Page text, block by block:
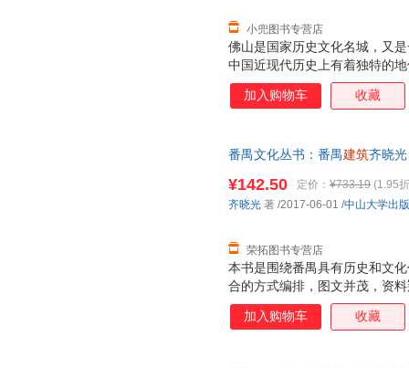
佛山是国家历史文化名城，又
中国近现代历史上有着独特的
物、掌故、风物和文化DNA。“
化密码”的具有丰厚文化底蕴的
小兜图书专营店
加入购物车 收藏
番禺文化丛书：番禺建筑齐晓光
本书是围绕番禺具有历史和文
合的方式编排，图文并茂，资
研究有不小的裨益。 本书共分
街区，第二至第七章论述的依
¥142.50 定价： ¥733.19 (1.95
荣拓图书专营店
齐晓光 著 /2017-06-01 /中山大学出
加入购物车 收藏